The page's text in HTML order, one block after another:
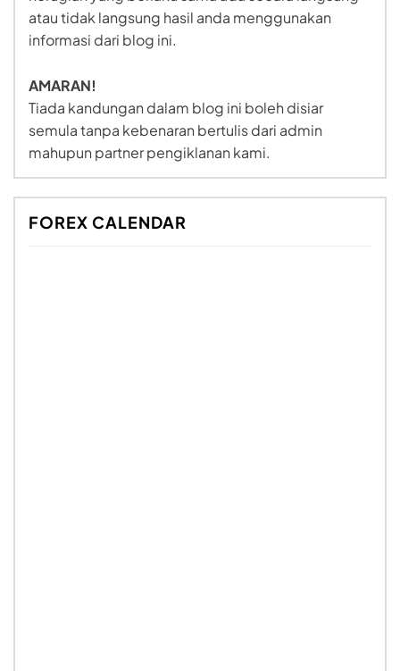
atau tidak langsung hasil anda menggunakan
informasi dari blog ini.
AMARAN!
Tiada kandungan dalam blog ini boleh disiar
semula tanpa kebenaran bertulis dari admin
mahupun partner pengiklanan kami.
FOREX CALENDAR